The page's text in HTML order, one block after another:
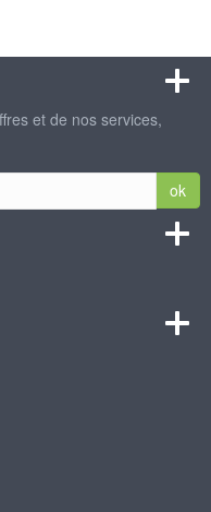
et de nos services,
ok